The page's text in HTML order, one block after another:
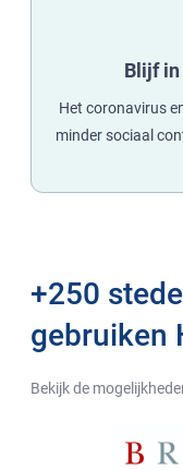
Blijf
Het coronavirus
minder sociaal
+250
gebruiken
Bekijk de